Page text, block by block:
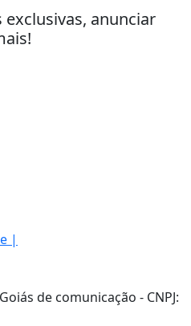
anunciar
|
de comunicação - CNPJ: